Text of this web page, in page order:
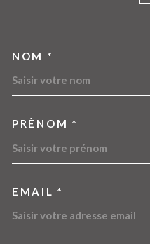
NOM *
PRÉNOM *
EMAIL *